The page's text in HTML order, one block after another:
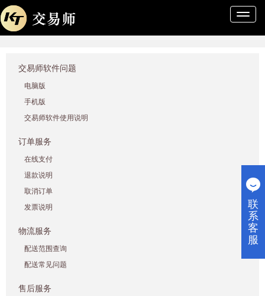
导
交易师软件问题
电脑版
手机版
交易师软件使用说明
订单服务
在线支付
退款说明
取消订单
发票说明
物流服务
配送范围查询
配送常见问题
售后服务
联
系
客
服